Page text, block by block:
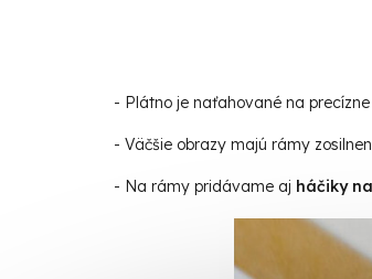
- Plátno je naťahované na
- Väčšie obrazy majú rámy
- Na rámy pridávame aj háčiky